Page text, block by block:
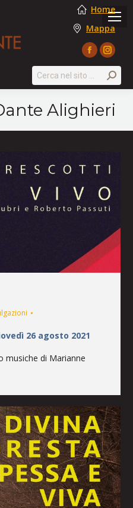
Home
Mappa
Facebook
opens
in
new
window
page
opens
in
new
Search:
Alighieri
26 agosto 2021
musiche di Marianne